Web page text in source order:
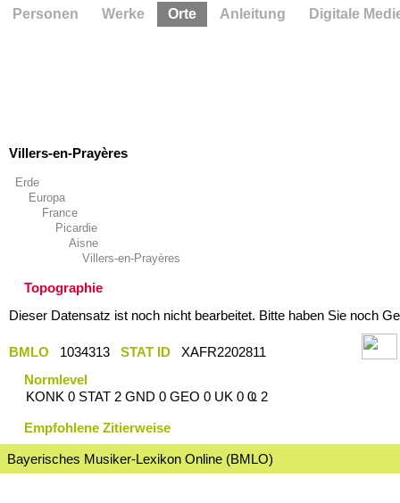
Villers-en-Prayères
Erde
Europa
France
Picardie
Aisne
Villers-en-Prayères
Topographie
Dieser Datensatz ist noch nicht bearbeitet. Bitte haben Sie noch
BMLO 1034313 STAT ID
XAFR2202811
Normlevel
KONK 0 STAT 2 GND 0 GEO 0 UK 0 Ҩ 2
Empfohlene Zitierweise
Bayerisches Musiker-Lexikon Online (BMLO)
Personen Werke Orte Anleitung Digitale